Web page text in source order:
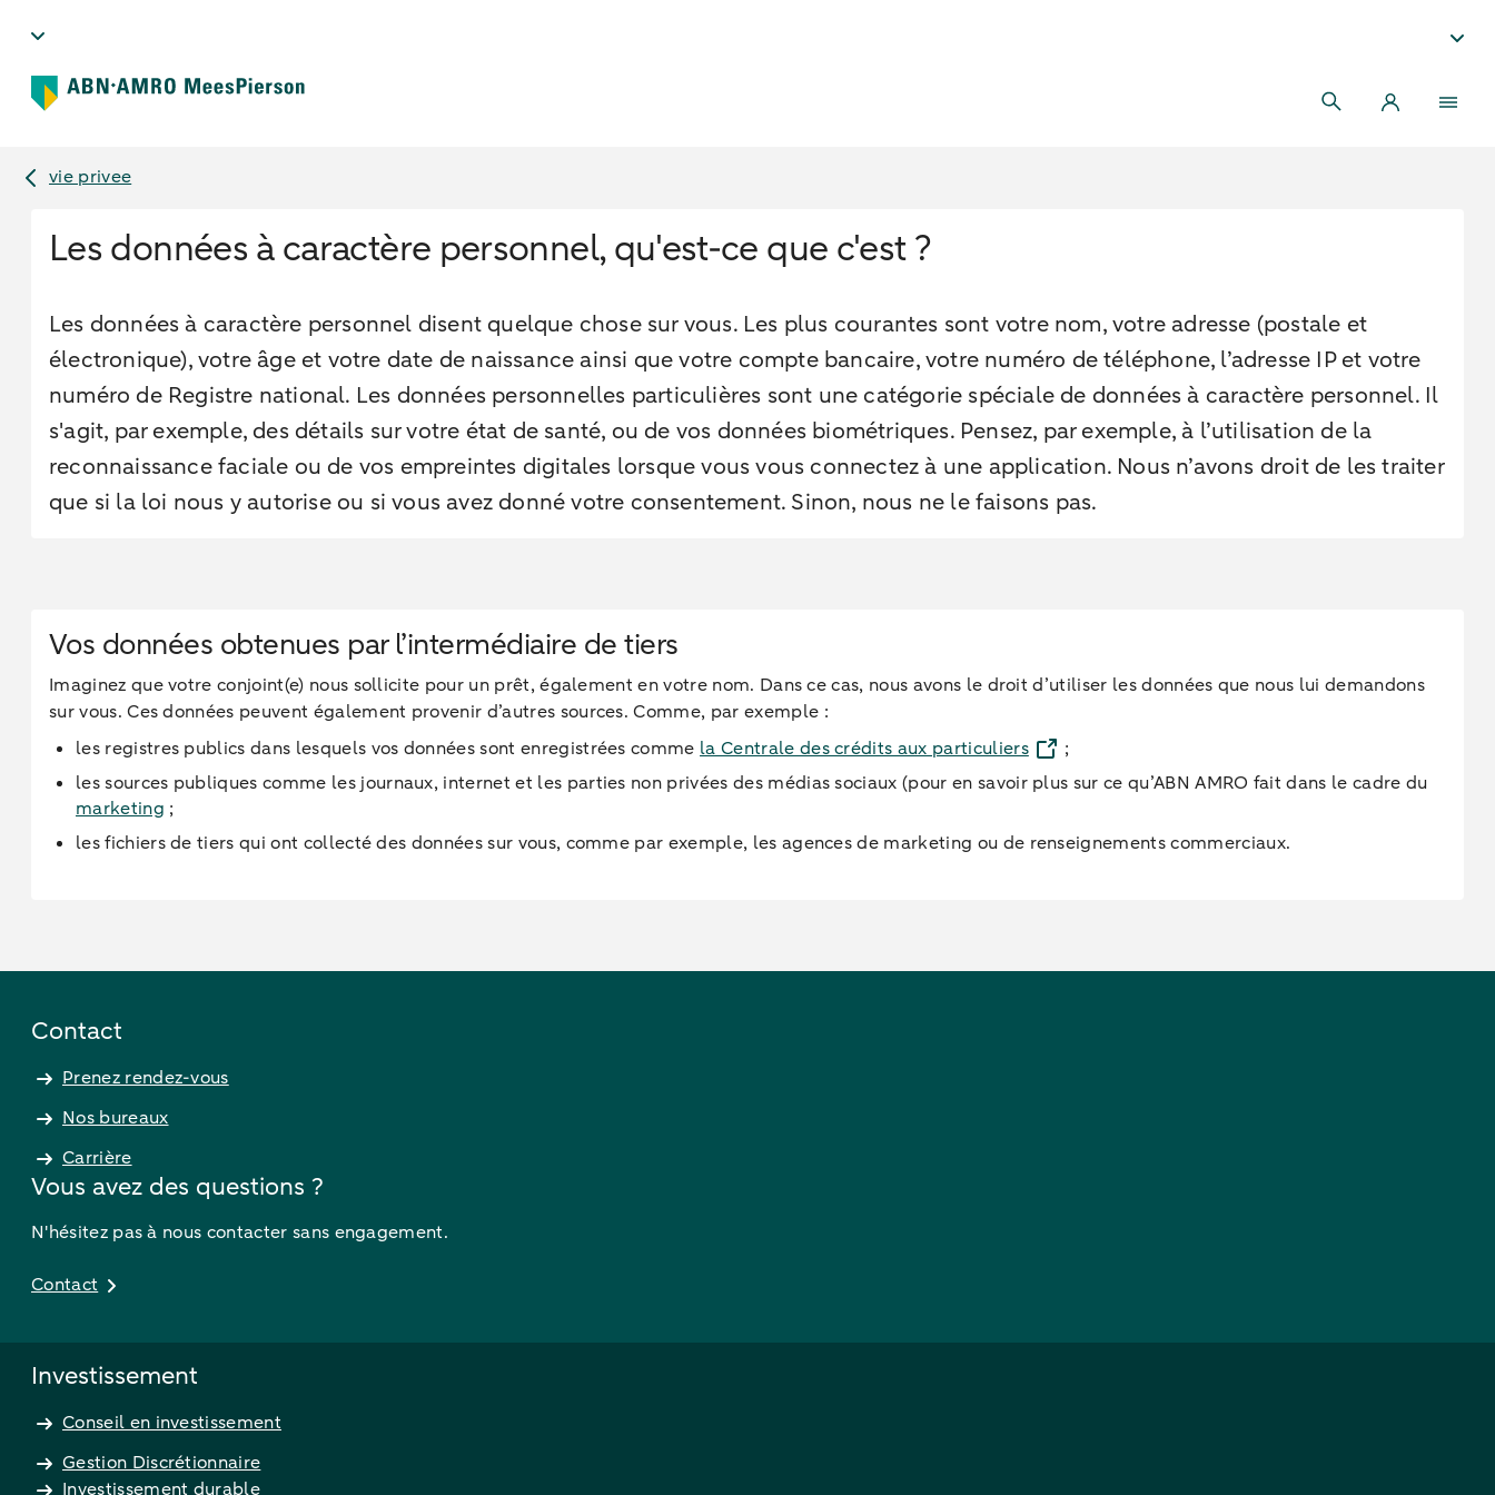
vie privee
Les données à caractère personnel, qu'est-ce que c'est ?
Les données à caractère personnel disent quelque chose sur vous. Les plus courantes sont votre nom, votre adresse (postale et
électronique), votre âge et votre date de naissance ainsi que votre compte bancaire, votre numéro de téléphone, l’adresse IP et votre
numéro de Registre national. Les données personnelles particulières sont une catégorie spéciale de données à caractère personnel. Il
s'agit, par exemple, des détails sur votre état de santé, ou de vos données biométriques. Pensez, par exemple, à l’utilisation de la
reconnaissance faciale ou de vos empreintes digitales lorsque vous vous connectez à une application. Nous n’avons droit de les traiter
que si la loi nous y autorise ou si vous avez donné votre consentement. Sinon, nous ne le faisons pas.
Vos données obtenues par l’intermédiaire de tiers
Imaginez que votre conjoint(e) nous sollicite pour un prêt, également en votre nom. Dans ce cas, nous avons le droit d’utiliser les données que nous lui demandons
sur vous. Ces données peuvent également provenir d’autres sources. Comme, par exemple :
les registres publics dans lesquels vos données sont enregistrées comme la Centrale des crédits aux particuliers
;
les sources publiques comme les journaux, internet et les parties non privées des médias sociaux (pour en savoir plus sur ce qu’ABN AMRO fait dans le cadre du
marketing ;
les fichiers de tiers qui ont collecté des données sur vous, comme par exemple, les agences de marketing ou de renseignements commerciaux.
Contact
Prenez rendez-vous
Nos bureaux
Carrière
Vous avez des questions ?
N'hésitez pas à nous contacter sans engagement.
Contact
Investissement
Conseil en investissement
Gestion Discrétionnaire
Investissement durable